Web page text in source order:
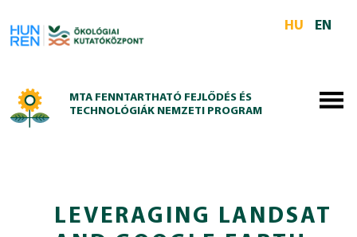
HU
EN
MTA FENNTARTHATÓ FEJLŐDÉS ÉS
TECHNOLÓGIÁK NEMZETI PROGRAM
LEVERAGING LANDSAT